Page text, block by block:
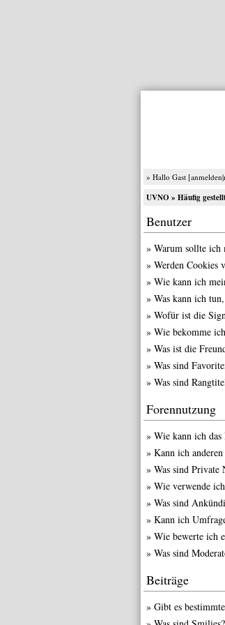
» Hallo Gast [anmelden|
UVNO » Häufig
Benutzer
» Warum sollte ich
» Werden Cookies
» Wie kann ich
» Was kann ich
» Wofür ist die
» Wie bekomme
» Was ist die
» Was sind
» Was sind
Forennutzung
» Wie kann ich das
» Kann ich
» Was sind Private
» Wie verwende
» Was sind
» Kann ich
» Wie bewerte ich
» Was sind
Beiträge
» Gibt es